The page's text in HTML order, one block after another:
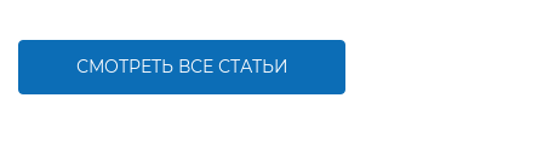
СМОТРЕТЬ ВСЕ СТАТЬИ